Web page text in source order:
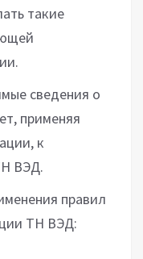
такие
сведения о
применяя
к
ВЭД.
правил
ТН ВЭД: